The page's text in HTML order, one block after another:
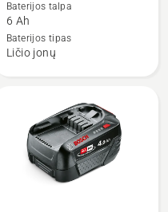
apie
Aspire™
P4A
Baterijos talpa
6 Ah
Baterijos tipas
Ličio jonų